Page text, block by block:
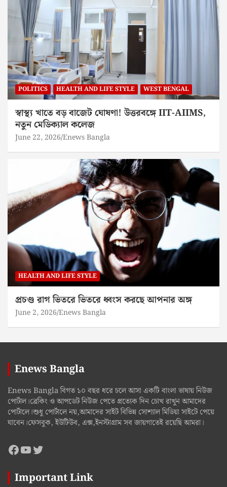
POLITICS HEALTH AND LIFE STYLE WEST BENGAL
স্বাস্থ্য খাতে বড় বাজেট ঘোষণা! উত্তরবঙ্গে IIT-AIIMS,
নতুন মেডিক্যাল কলেজ
June 22, 2026 Enews Bangla
HEALTH AND LIFE STYLE
প্রচণ্ড রাগ ভিতরে ভিতরে ধ্বংস করছে আপনার অঙ্গ
June 2, 2026 Enews Bangla
Enews Bangla
Enews Bangla বিগত ১০ বছর ধরে চলে আসা একটি বাংলা ভাষায় নিউজ
পোর্টাল।ব্রেকিং ও আপডেট নিউজ পেতে প্রত্যেক দিন চোখ রাখুন আমাদের
পোর্টালে।শুধু পোর্টালে নয়,আমাদের সাইট বিভিন্ন সোশ্যাল মিডিয়া সাইটে পেয়ে
যাবেন।ফেসবুক, ইউটিউব, এক্স,ইনস্টাগ্রাম সব জায়গাতেই রয়েছি আমরা।
Facebook
YouTube
Twitter
Important Link